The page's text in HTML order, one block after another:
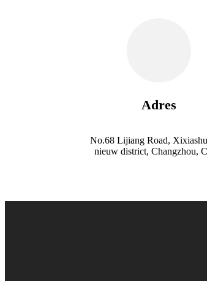
Adres
No.68 Lijiang Road,
nieuw district, Changzhou,